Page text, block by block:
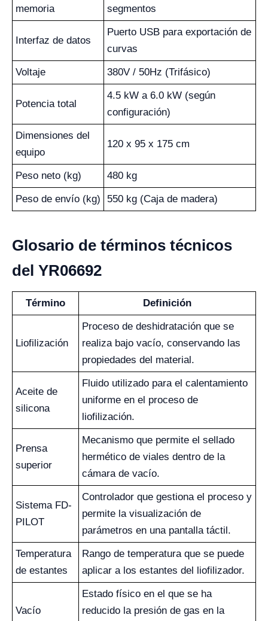
memoria segmentos
Interfaz de datos
Puerto USB para exportación de
curvas
Voltaje 380V / 50Hz (Trifásico)
Potencia total
4.5 kW a 6.0 kW (según
configuración)
Dimensiones del
equipo
120 x 95 x 175 cm
Peso neto (kg) 480 kg
Peso de envío (kg) 550 kg (Caja de madera)
Glosario de términos técnicos
del YR06692
Término Definición
Liofilización
Proceso de deshidratación que se
realiza bajo vacío, conservando las
propiedades del material.
Aceite de
silicona
Fluido utilizado para el calentamiento
uniforme en el proceso de
liofilización.
Prensa
superior
Mecanismo que permite el sellado
hermético de viales dentro de la
cámara de vacío.
Sistema FD-
PILOT
Controlador que gestiona el proceso y
permite la visualización de
parámetros en una pantalla táctil.
Temperatura
de estantes
Rango de temperatura que se puede
aplicar a los estantes del liofilizador.
Vacío
Estado físico en el que se ha
reducido la presión de gas en la